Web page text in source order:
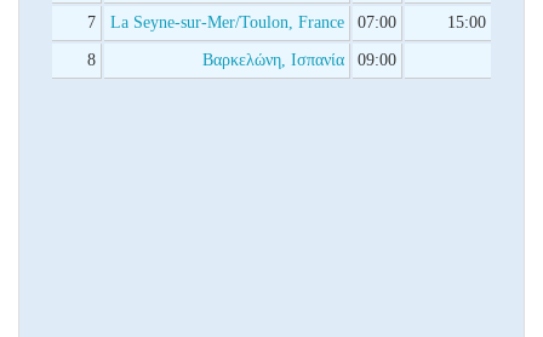
7 La Seyne-sur-Mer/Toulon, France 07:00 15:00
8 Βαρκελώνη, Ισπανία 09:00